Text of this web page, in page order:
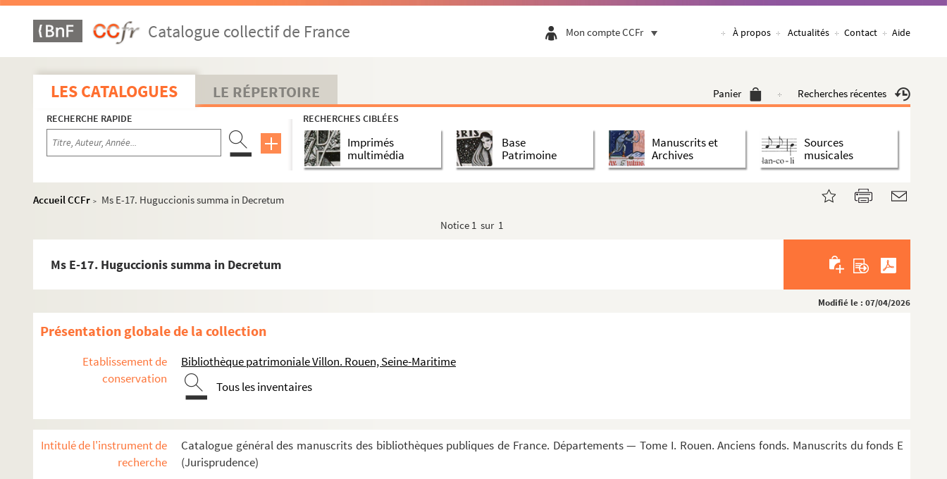
Catalogue collectif de France Mon compte CCFr À propos Actualités Contact Aide
LES CATALOGUES LE RÉPERTOIRE Panier Recherches récentes
RECHERCHE RAPIDE RECHERCHES CIBLÉES
Imprimés
multimédia
Base
Patrimoine
Manuscrits et
Archives
Sources
musicales
Accueil CCFr >
Ms E-17. Huguccionis summa in Decretum
Notice 1 sur 1
Ms E-17. Huguccionis summa in Decretum
Modifié le : 07/04/2026
Présentation globale de la collection
Etablissement de
conservation
Bibliothèque patrimoniale Villon. Rouen, Seine-Maritime
Tous les inventaires
Intitulé de l'instrument de
recherche
Catalogue général des manuscrits des bibliothèques publiques de France. Départements — Tome I. Rouen. Anciens fonds. Manuscrits du fonds E
(Jurisprudence)
Ms E-1 a.
Decretum Gratiani
Ms E-3. Gregorii IX Decretalium libri V et Innocentii IV novae constitutiones
Ms E-5. Henrici de Segusia, cardinalis Hostiensis commentarius in libros III-V Decretalium
Ms E-6. Johannis Andreae novella super sexto libro Decretalium
Ms E-8. Speculum judiciale, a magistro Guillermo Duranti compositum
Ms E-9. Johannis Andreae apparatus super sextum librum Decretalium domini Bonifacii papae octavi